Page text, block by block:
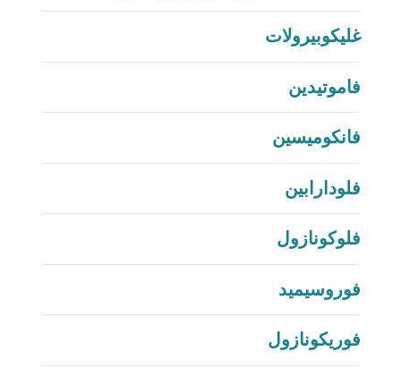
غليكوبيرولات
فاموتيدين
فانكوميسين
فلودارابين
فلوكونازول
فوروسيميد
فوريكونازول